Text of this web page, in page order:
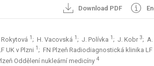
Download PDF
1 ; H. Vacovská 1 ; J. Polívka 1 ; J. Kobr 3; A.
UK v Plzni 1 ; FN Plzeň Radiodiagnostická klinika LF
Oddělení nukleární medicíny 4